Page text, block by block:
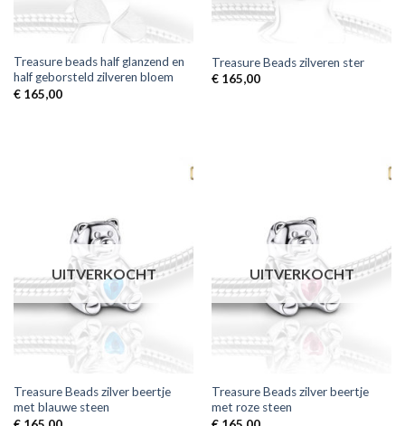
Treasure beads half glanzend en
half geborsteld zilveren bloem
€165,00
Treasure Beads zilveren ster
€165,00
UITVERKOCHT
Treasure Beads zilver beertje
met blauwe steen
UITVERKOCHT
Treasure Beads zilver beertje
met roze steen